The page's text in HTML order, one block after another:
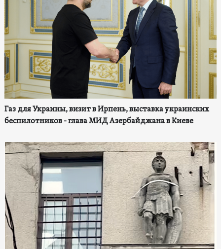
Газ для Украины, визит в Ирпень, выставка украинских
беспилотников - глава МИД Азербайджана в Киеве